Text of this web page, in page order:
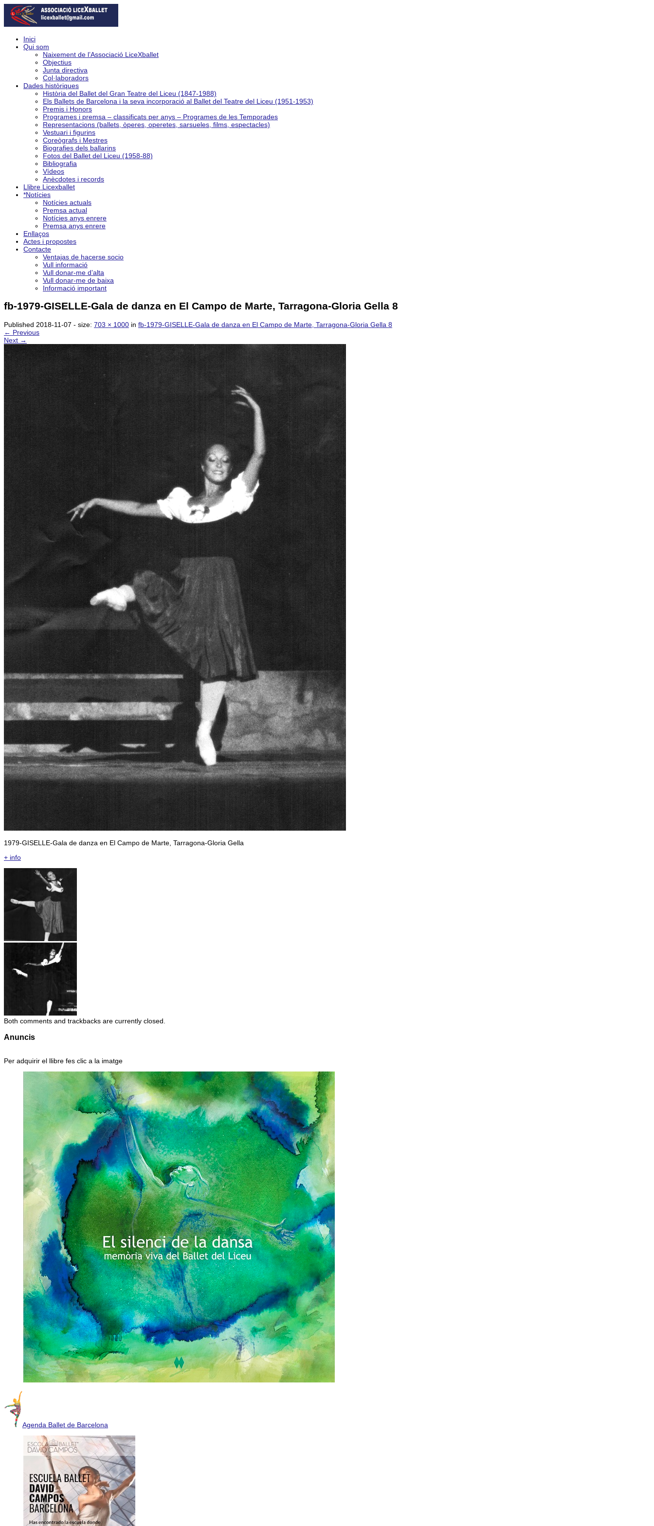
Inici
Qui som
Naixement de l’Associació LiceXballet
Objectius
Junta directiva
Col·laboradors
Dades històriques
Història del Ballet del Gran Teatre del Liceu (1847-1988)
Els Ballets de Barcelona i la seva incorporació al Ballet del Teatre del Liceu (1951-1953)
Premis i Honors
Programes i premsa – classificats per anys – Programes de les Temporades
Representacions (ballets, òperes, operetes, sarsueles, films, espectacles)
Vestuari i figurins
Coreògrafs i Mestres
Biografies dels ballarins
Fotos del Ballet del Liceu (1958-88)
Bibliografia
Vídeos
Anècdotes i records
Llibre Licexballet
*Notícies
Notícies actuals
Premsa actual
Notícies anys enrere
Premsa anys enrere
Enllaços
Actes i propostes
Contacte
Ventajas de hacerse socio
Vull informació
Vull donar-me d’alta
Vull donar-me de baixa
Informació important
fb-1979-GISELLE-Gala de danza en El Campo de Marte, Tarragona-Gloria Gella 8
Published 2018-11-07 - size: 703 × 1000 in fb-1979-GISELLE-Gala de danza en El Campo de Marte, Tarragona-Gloria Gella 8
← Previous
Next →
1979-GISELLE-Gala de danza en El Campo de Marte, Tarragona-Gloria Gella
+ info
Both comments and trackbacks are currently closed.
Anuncis
Per adquirir el llibre fes clic a la imatge
Agenda Ballet de Barcelona